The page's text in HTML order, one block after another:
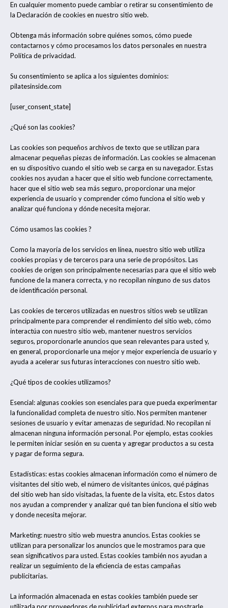
En cualquier momento puede cambiar o retirar su consentimiento de
la Declaración de cookies en nuestro sitio web.
Obtenga más información sobre quiénes somos, cómo puede
contactarnos y cómo procesamos los datos personales en nuestra
Política de privacidad.
Su consentimiento se aplica a los siguientes dominios:
pilatesinside.com
[user_consent_state]
¿Qué son las cookies?
Las cookies son pequeños archivos de texto que se utilizan para
almacenar pequeñas piezas de información. Las cookies se almacenan
en su dispositivo cuando el sitio web se carga en su navegador. Estas
cookies nos ayudan a hacer que el sitio web funcione correctamente,
hacer que el sitio web sea más seguro, proporcionar una mejor
experiencia de usuario y comprender cómo funciona el sitio web y
analizar qué funciona y dónde necesita mejorar.
Cómo usamos las cookies ?
Como la mayoría de los servicios en línea, nuestro sitio web utiliza
cookies propias y de terceros para una serie de propósitos. Las
cookies de origen son principalmente necesarias para que el sitio web
funcione de la manera correcta, y no recopilan ninguno de sus datos
de identificación personal.
Las cookies de terceros utilizadas en nuestros sitios web se utilizan
principalmente para comprender el rendimiento del sitio web, cómo
interactúa con nuestro sitio web, mantener nuestros servicios
seguros, proporcionarle anuncios que sean relevantes para usted y,
en general, proporcionarle una mejor y mejor experiencia de usuario y
ayuda a acelerar sus futuras interacciones con nuestro sitio web.
¿Qué tipos de cookies utilizamos?
Esencial: algunas cookies son esenciales para que pueda experimentar
la funcionalidad completa de nuestro sitio. Nos permiten mantener
sesiones de usuario y evitar amenazas de seguridad. No recopilan ni
almacenan ninguna información personal. Por ejemplo, estas cookies
le permiten iniciar sesión en su cuenta y agregar productos a su cesta
y pagar de forma segura.
Estadísticas: estas cookies almacenan información como el número de
visitantes del sitio web, el número de visitantes únicos, qué páginas
del sitio web han sido visitadas, la fuente de la visita, etc. Estos datos
nos ayudan a comprender y analizar qué tan bien funciona el sitio web
y donde necesita mejorar.
Marketing: nuestro sitio web muestra anuncios. Estas cookies se
utilizan para personalizar los anuncios que le mostramos para que
sean significativos para usted. Estas cookies también nos ayudan a
realizar un seguimiento de la eficiencia de estas campañas
publicitarias.
La información almacenada en estas cookies también puede ser